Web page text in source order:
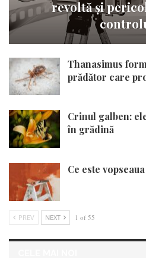
revoltă și
Thanasimus
prădător care
Crinul galben:
în grădină
Ce este
PREV NEXT 1 of 55